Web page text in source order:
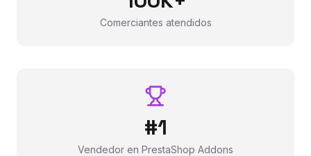
Comerciantes atendidos
#1
Vendedor en PrestaShop Addons